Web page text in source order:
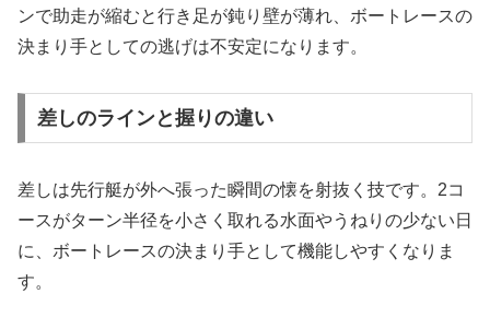
ンで助走が縮むと行き足が鈍り壁が薄れ、ボートレースの
決まり手としての逃げは不安定になります。
差しのラインと握りの違い
差しは先行艇が外へ張った瞬間の懐を射抜く技です。2コ
ースがターン半径を小さく取れる水面やうねりの少ない日
に、ボートレースの決まり手として機能しやすくなりま
す。